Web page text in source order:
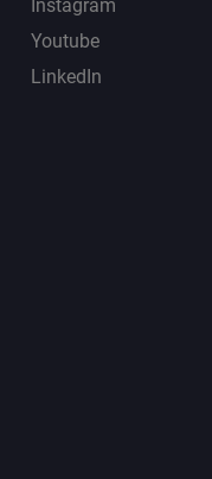
Instagram
Youtube
LinkedIn